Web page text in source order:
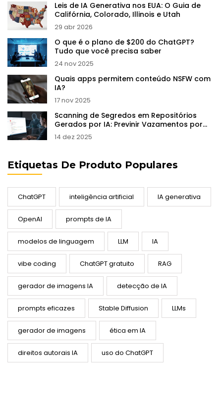
Leis de IA Generativa nos EUA: O Guia de
Califórnia, Colorado, Illinois e Utah
29 abr 2026
O que é o plano de $200 do ChatGPT?
Tudo que você precisa saber
24 nov 2025
Quais apps permitem conteúdo NSFW com
IA?
17 nov 2025
Scanning de Segredos em Repositórios
Gerados por IA: Previnir Vazamentos por
Padrão
14 dez 2025
Etiquetas De Produto Populares
ChatGPT inteligência artificial IA generativa
OpenAI prompts de IA
modelos de linguagem LLM IA
vibe coding ChatGPT gratuito RAG
gerador de imagens IA detecção de IA
prompts eficazes Stable Diffusion LLMs
gerador de imagens ética em IA
direitos autorais IA uso do ChatGPT